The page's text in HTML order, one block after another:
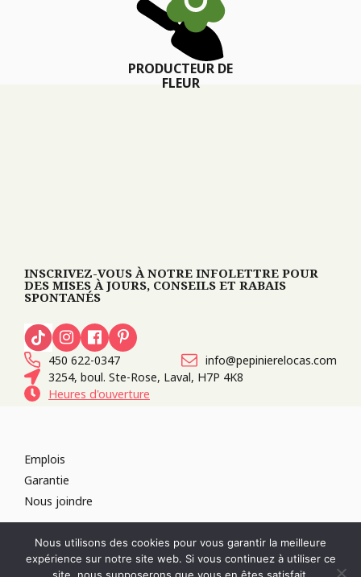
PRODUCTEUR DE
FLEUR
INSCRIVEZ-VOUS À NOTRE INFOLETTRE POUR
DES MISES À JOURS, CONSEILS ET RABAIS
SPONTANÉS
450 622-0347
info@pepinierelocas.com
3254, boul. Ste-Rose, Laval, H7P 4K8
Heures d'ouverture
Emplois
Garantie
Nous joindre
SITES WEB :PAR DESIGN, AGENCE WEB
RÉVOQUER LE CONSENTEMENT
Nous utilisons des cookies pour vous garantir la meilleure
expérience sur notre site web. Si vous continuez à utiliser ce